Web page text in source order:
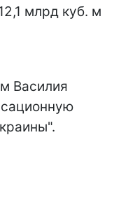
млрд куб. м
Василия